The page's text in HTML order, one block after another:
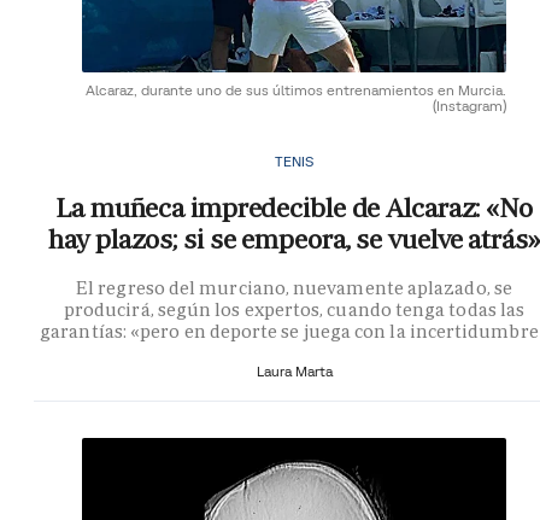
Alcaraz, durante uno de sus últimos entrenamientos en Murcia.
(Instagram)
TENIS
La muñeca impredecible de Alcaraz: «No
hay plazos; si se empeora, se vuelve atrás»
El regreso del murciano, nuevamente aplazado, se
producirá, según los expertos, cuando tenga todas las
garantías: «pero en deporte se juega con la
Laura Marta